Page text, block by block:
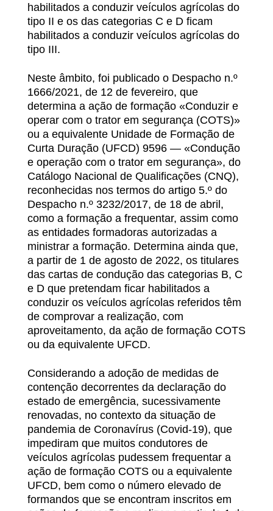
habilitados a conduzir veículos agrícolas do
tipo II e os das categorias C e D ficam
habilitados a conduzir veículos agrícolas do
tipo III.
Neste âmbito, foi publicado o Despacho n.º
1666/2021, de 12 de fevereiro, que
determina a ação de formação «Conduzir e
operar com o trator em segurança (COTS)»
ou a equivalente Unidade de Formação de
Curta Duração (UFCD) 9596 — «Condução
e operação com o trator em segurança», do
Catálogo Nacional de Qualificações (CNQ),
reconhecidas nos termos do artigo 5.º do
Despacho n.º 3232/2017, de 18 de abril,
como a formação a frequentar, assim como
as entidades formadoras autorizadas a
ministrar a formação. Determina ainda que,
a partir de 1 de agosto de 2022, os titulares
das cartas de condução das categorias B, C
e D que pretendam ficar habilitados a
conduzir os veículos agrícolas referidos têm
de comprovar a realização, com
aproveitamento, da ação de formação COTS
ou da equivalente UFCD.
Considerando a adoção de medidas de
contenção decorrentes da declaração do
estado de emergência, sucessivamente
renovadas, no contexto da situação de
pandemia de Coronavírus (Covid-19), que
impediram que muitos condutores de
veículos agrícolas pudessem frequentar a
ação de formação COTS ou a equivalente
UFCD, bem como o número elevado de
formandos que se encontram inscritos em